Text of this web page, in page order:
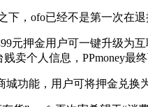
，ofo已经不是第一次在退
押金用户可一键升级为互
卖个人信息，PPmoney最
功能，用户可将押金兑换